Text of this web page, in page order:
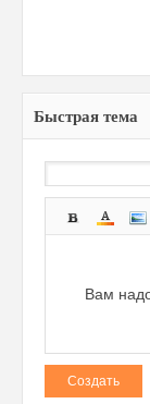
Быстрая тема
Вам
Создать